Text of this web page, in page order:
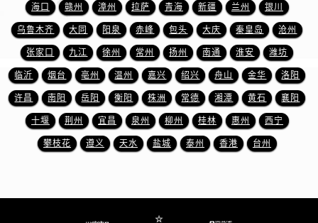
山东省潍坊市奎文区东风东街真力时售后服务中心（需提前预约）
山东省枣庄市滕州市北辛路与善国路交叉口真力时售后服务中心（需提前预约）
山东省淄博市张店区金晶大道真力时售后服务中心（需提前预约）
上海市黄浦区南京东路299号宏伊国际广场写字楼8层806室真力时售后服务中心（需提前预约）
上海市徐汇区虹桥路3号港汇中心2座37层3705室真力时售后服务中心（需提前预约）
浙江省杭州市上城区钱江路1366号华润大厦A座5层503-5室真力时售后服务中心（需提前预约）
浙江省湖州市吴兴区劳动路真力时售后服务中心（需提前预约）
海口 赣州 漳州 拉萨 青海 新疆 兰州 银川
乌鲁木齐 大同 阳泉 赤峰 包头 大庆 秦皇岛 沧州
张家口 九江 徐州 常州 扬州 南通 淮安 潍坊
临沂 烟台 亳州 温州 嘉兴 绍兴 舟山 金华 洛阳
许昌 南阳 岳阳 衡阳 株洲 常德 湘潭 黄石 襄阳
十堰 荆州 宜昌 泉州 柳州 桂林 惠州 西宁
攀枝花 遵义 天水 盐城 泰州 香港 台州